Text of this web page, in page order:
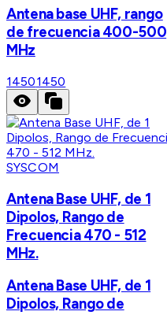
Antena base UHF, rango
de frecuencia 400-500
MHz
14501450
SYSCOM
Antena Base UHF, de 1
Dipolos, Rango de
Frecuencia 470 - 512
MHz.
Antena Base UHF, de 1
Dipolos, Rango de